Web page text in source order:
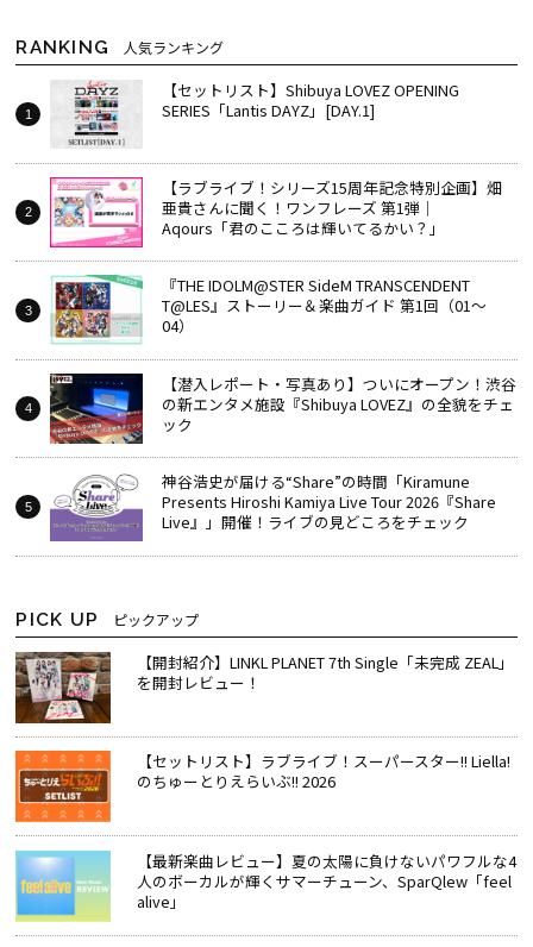
RANKING 人気ランキング
【セットリスト】Shibuya LOVEZ OPENING
SERIES「Lantis DAYZ」[DAY.1]
【ラブライブ！シリーズ15周年記念特別企画】畑
亜貴さんに聞く！ワンフレーズ 第1弾｜
Aqours「君のこころは輝いてるかい？」
『THE IDOLM@STER SideM TRANSCENDENT
T@LES』ストーリー＆楽曲ガイド 第1回（01～
04）
【潜入レポート・写真あり】ついにオープン！渋谷
の新エンタメ施設『Shibuya LOVEZ』の全貌をチェ
ック
神谷浩史が届ける“Share”の時間――「Kiramune
Presents Hiroshi Kamiya Live Tour 2026『Share
Live』」開催！ライブの見どころをチェック
PICK UP ピックアップ
【開封紹介】LINKL PLANET 7th Single「未完成 ZEAL」
を開封レビュー！
【セットリスト】ラブライブ！スーパースター!! Liella!
のちゅーとりえらいぶ!! 2026
【最新楽曲レビュー】夏の太陽に負けないパワフルな4
人のボーカルが輝くサマーチューン、SparQlew「feel
alive」